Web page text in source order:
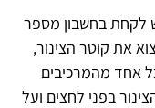
לקחת בחשבון מספר
את קוטר הצינור,
אחד מהמרכיבים
בפני לחצים ועל